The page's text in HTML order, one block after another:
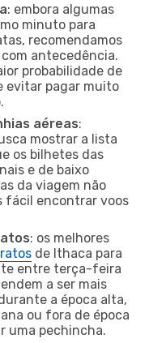
: embora algumas
minuto para
recomendamos
antecedência.
probabilidade de
evitar pagar muito
aéreas:
mostrar a lista
os bilhetes das
e de baixo
da viagem não
fácil encontrar voos
: os melhores
de Ithaca para
entre terça-feira
a ser mais
a época alta,
ou fora de época
uma pechincha.